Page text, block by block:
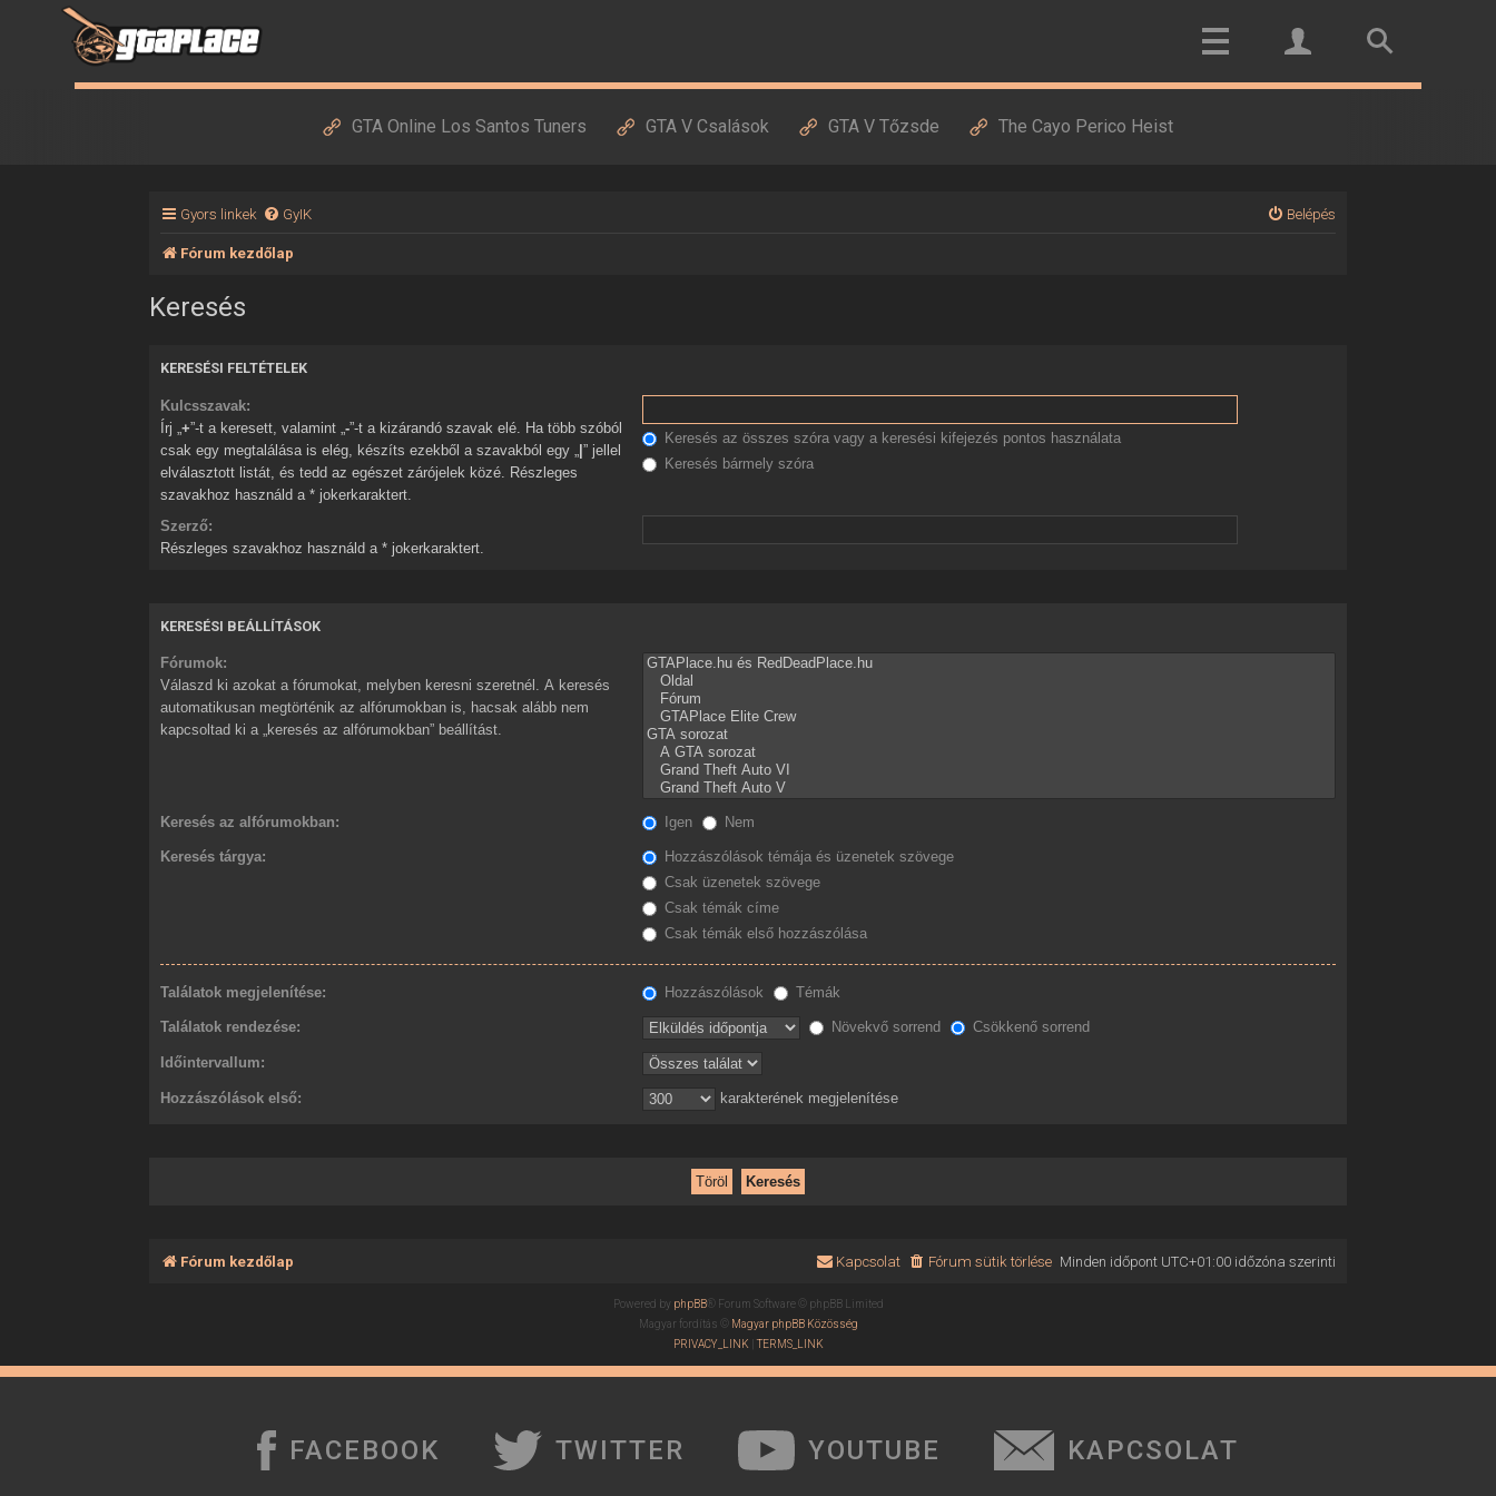
GTA Online Los Santos Tuners GTA V Csalások GTA V Tőzsde The Cayo Perico Heist
Gyors linkek GyIK Belépés
Fórum kezdőlap
Keresés
KERESÉSI FELTÉTELEK
Kulcsszavak:
Írj „+”-t a keresett, valamint „-”-t a kizárandó szavak elé. Ha több szóból
csak egy megtalálása is elég, készíts ezekből a szavakból egy „
|” jellel
elválasztott listát, és tedd az egészet zárójelek közé. Részleges
szavakhoz használd a * jokerkaraktert.
Keresés az összes szóra vagy a keresési kifejezés pontos használata
Keresés bármely szóra
Szerző:
Részleges szavakhoz használd a * jokerkaraktert.
KERESÉSI BEÁLLÍTÁSOK
Fórumok:
Válaszd ki azokat a fórumokat, melyben keresni szeretnél. A keresés
automatikusan megtörténik az alfórumokban is, hacsak alább nem
kapcsoltad ki a „keresés az alfórumokban” beállítást.
Keresés az alfórumokban: Igen Nem
Keresés tárgya:
Hozzászólások témája és üzenetek szövege
Csak üzenetek szövege
Csak témák címe
Csak témák első hozzászólása
Találatok megjelenítése: Hozzászólások Témák
Találatok rendezése: Növekvő sorrend Csökkenő sorrend
Időintervallum:
Hozzászólások első: karakterének megjelenítése
Fórum kezdőlap Minden időpont UTC+01:00időzóna szerinti
Fórum sütik törlése
Kapcsolat
Powered by phpBB® Forum Software © phpBB Limited
Magyar fordítás ©
Magyar phpBB Közösség
PRIVACY_LINK| TERMS_LINK
FACEBOOK TWITTER YOUTUBE KAPCSOLAT